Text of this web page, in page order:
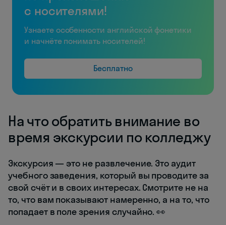
с носителями!
Узнаете особенности английской фонетики
и начнёте понимать носителей!
Бесплатно
На что обратить внимание во
время экскурсии по колледжу
Экскурсия — это не развлечение. Это аудит
учебного заведения, который вы проводите за
свой счёт и в своих интересах. Смотрите не на
то, что вам показывают намеренно, а на то, что
попадает в поле зрения случайно. 👀